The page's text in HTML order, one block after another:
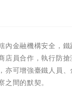
內金融機構安全，
店員合作，執行防
亦可增強臺鐵人員
之間的默契。